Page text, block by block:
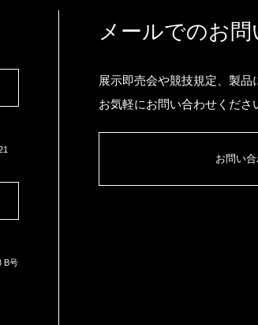
B号
メールでのお問
展示即売会や競技規定、製品
お気軽にお問い合わせくださ
お問い